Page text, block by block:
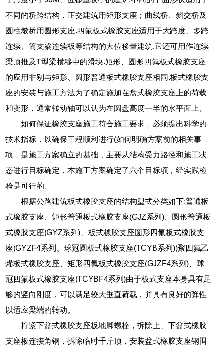
不同的桥跨结构，正交建筑用矩形支座；曲线桥、斜交桥及
圆柱墩桥用圆形支座.四氟板式橡胶支座适用于大跨度、多跨
连续、简支梁连续板等结构的大位移量建筑.它还可用作连续
梁顶推及T型梁横移中的滑块.矩形、圆形四氟板式橡胶支座
的应用非别与矩形、圆形普通板式橡胶支座相同.板式橡胶支
座的安装与施工方法为了确定施加在盘式橡胶支座上的荷载
和变形，通常转动轴可以认为在圆盘高度一半的水平面上。
如何保证橡胶支座施工符合施工要求，必须提出科学的
技术指标，以确保工程顺利进行(如何明确方案前的相关事
项，是施工方案确立的基础，主要从结构受力路径和施工状
态进行目标确定，本施工方案确定了六个目标项，经实践检
验是可行的。
根据公路建筑板式橡胶支座的结构型式分类如下:普通板
式橡胶支座、矩形普通板式橡胶支座(GJZ系列)、圆形普通板
式橡胶支座(GYZ系列)、板式橡胶支座圆形四氟板式橡胶支
座(GYZF4系列、球冠圆板式橡胶支座(TCYB系列))聚四氟乙
烯板式橡胶支座、矩形四氟板式橡胶支座(GJZF4系列)、球
冠四氟板式橡胶支座(TCYBF4系列)由于板式支座本身具有足
够的竖向刚度，可以满足较大垂直荷载，并具有良好的弹性
以适应梁端的转动。
拧紧下盆式橡胶支座板地脚螺栓，拆除上、下盆式橡胶
支座板连接角钢，拆除临时千斤顶，安装盆式橡胶支座钢围